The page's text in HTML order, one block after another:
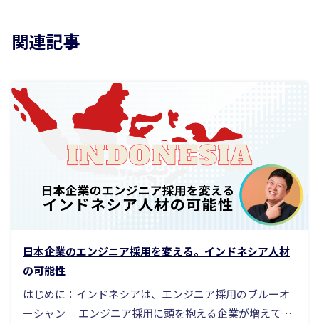
関連記事
日本企業のエンジニア採用を変える。インドネシア人材
の可能性
はじめに：インドネシアは、エンジニア採用のブルーオ
ーシャン エンジニア採用に頭を抱える企業が増えてい